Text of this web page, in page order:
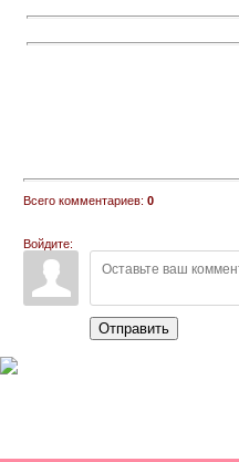
Всего комментариев: 0
Войдите:
Отправить